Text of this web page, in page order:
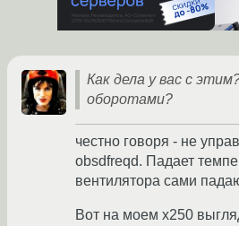
Как дела у вас с
оборотами?
честно говоря - не
obsdfreqd. Падает
вентилятора сами
Вот на моем x250